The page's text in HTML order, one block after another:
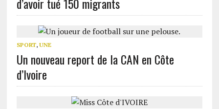
SPORT, UNE
Un nouveau report de la CAN en Côte
d’Ivoire